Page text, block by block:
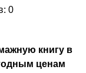
0
книгу в
ценам